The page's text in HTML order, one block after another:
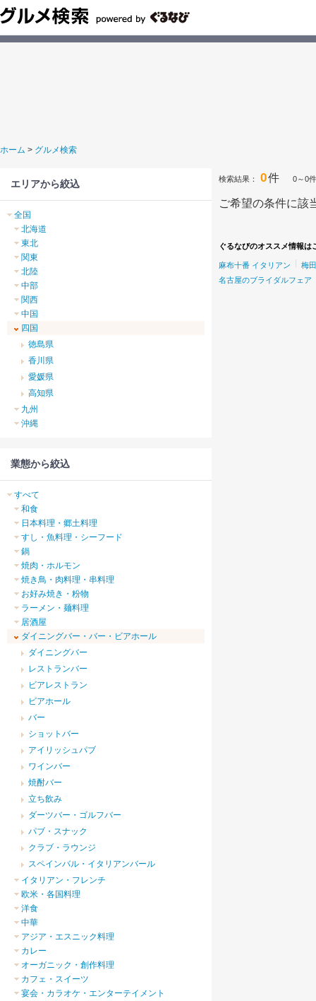
ホーム > グルメ検索
検索結果： 0件 0～0件
ご希望の条件に該
ぐるなびのオススメ情報は
麻布十番 イタリアン
梅
名古屋のブライダルフェア
エリアから絞込
全国
北海道
東北
関東
北陸
中部
関西
中国
四国
徳島県
香川県
愛媛県
高知県
九州
沖縄
業態から絞込
すべて
和食
日本料理・郷土料理
すし・魚料理・シーフード
鍋
焼肉・ホルモン
焼き鳥・肉料理・串料理
お好み焼き・粉物
ラーメン・麺料理
居酒屋
ダイニングバー・バー・ビアホール
ダイニングバー
レストランバー
ビアレストラン
ビアホール
バー
ショットバー
アイリッシュパブ
ワインバー
焼酎バー
立ち飲み
ダーツバー・ゴルフバー
パブ・スナック
クラブ・ラウンジ
スペインバル・イタリアンバール
イタリアン・フレンチ
欧米・各国料理
洋食
中華
アジア・エスニック料理
カレー
オーガニック・創作料理
カフェ・スイーツ
宴会・カラオケ・エンターテイメント